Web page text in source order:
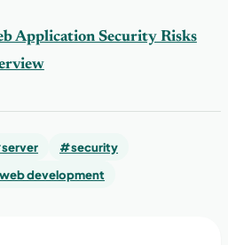
Application Security Risks
#security
development